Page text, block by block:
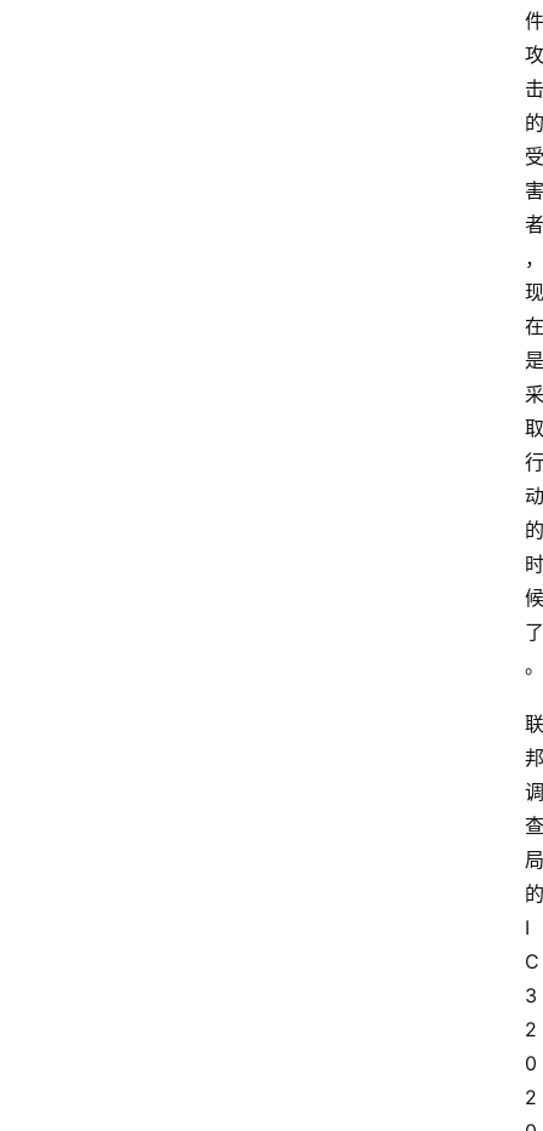
件
攻
击
的
受
害
者
，
现
在
是
采
取
行
动
的
时
候
了
。
联
邦
调
查
局
的
I
C
3
2
0
2